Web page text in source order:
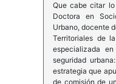
Que cabe citar
Doctora en
Urbano, docente
Territoriales de
especializada
seguridad
estrategia que
de comisión de